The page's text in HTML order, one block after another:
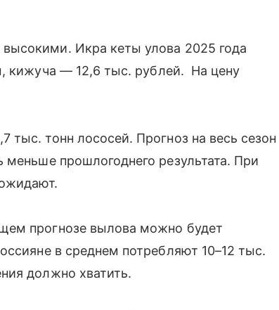
Икра кеты улова 2025 года
кижуча — 12,6 тыс. рублей. На цену
тонн лососей. Прогноз на весь сезон
прошлогоднего результата. При
прогнозе вылова можно будет
в среднем потребляют 10–12 тыс.
должно хватить.